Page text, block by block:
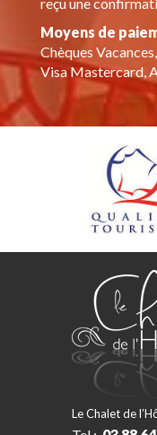
Moyens de
Chèques
Visa Mastercard,
Le Chalet de